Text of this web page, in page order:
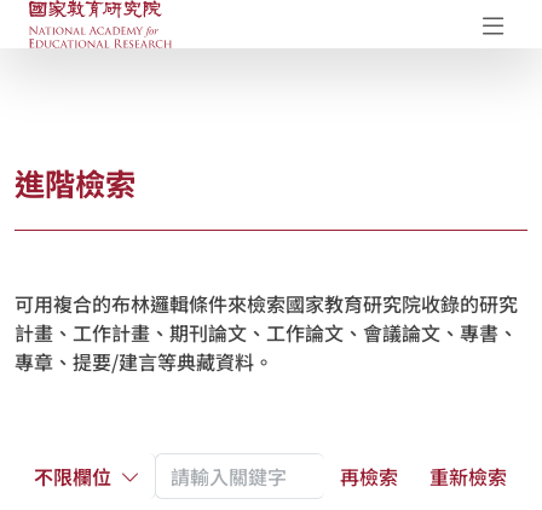
國家教育研究院-研究成果典藏庫
進階檢索
可用複合的布林邏輯條件來檢索國家教育研究院收錄的研究
計畫、工作計畫、期刊論文、工作論文、會議論文、專書、
專章、提要/建言等典藏資料。
不限欄位 再檢索
重新檢索